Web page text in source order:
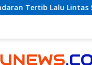
SD Atasi